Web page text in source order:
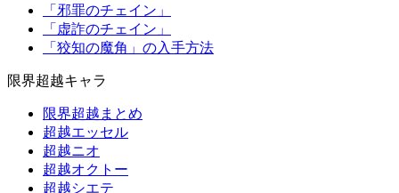
「邪罪のチェイン」
「虚詐のチェイン」
「狡知の魔角」の入手方法
限界超越キャラ
限界超越まとめ
超越エッセル
超越ニオ
超越オクトー
超越シエテ